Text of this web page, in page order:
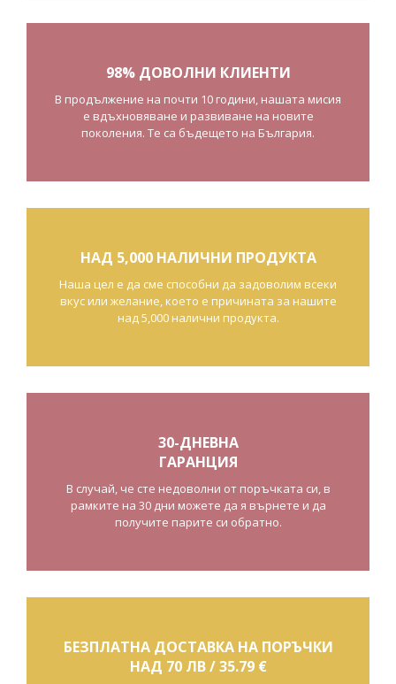
98% ДОВОЛНИ КЛИЕНТИ
В продължение на почти 10 години, нашата мисия
е вдъхновяване и развиване на новите
поколения. Те са бъдещето на България.
НАД 5,000 НАЛИЧНИ ПРОДУКТА
Наша цел е да сме способни да задоволим всеки
вкус или желание, което е причината за нашите
над 5,000 налични продукта.
30-ДНЕВНА
ГАРАНЦИЯ
В случай, че сте недоволни от поръчката си, в
рамките на 30 дни можете да я върнете и да
получите парите си обратно.
БЕЗПЛАТНА ДОСТАВКА НА ПОРЪЧКИ
НАД 70 ЛВ / 35.79 €